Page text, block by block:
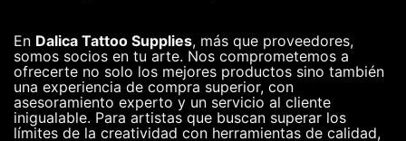
En Dalica Tattoo Supplies, más que proveedores,
somos socios en tu arte. Nos comprometemos a
ofrecerte no solo los mejores productos sino también
una experiencia de compra superior, con
asesoramiento experto y un servicio al cliente
inigualable. Para artistas que buscan superar los
límites de la creatividad con herramientas de calidad,